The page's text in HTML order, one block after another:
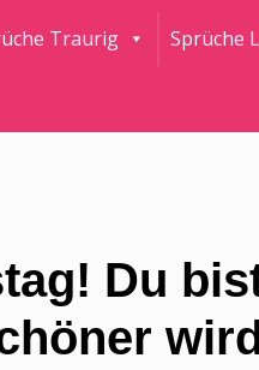
Traurig Sprüche
Du